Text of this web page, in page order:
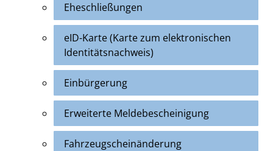
Eheschließungen
eID-Karte (Karte zum elektronischen
Identitätsnachweis)
Einbürgerung
Erweiterte Meldebescheinigung
Fahrzeugscheinänderung